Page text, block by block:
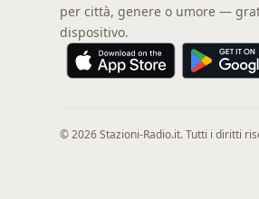
per città, genere o umore —
dispositivo.
© 2026 Stazioni-Radio.it. Tutti i diritti